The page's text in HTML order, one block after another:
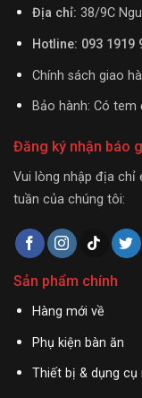
Địa chỉ: 38/9C
Hotline: 093 1919
Chính sách giao
Bảo hành: Có
Đăng ký nhận báo
Vui lòng nhập địa chỉ
tuần của chúng tôi:
Sản phẩm chính
Hàng mới về
Phụ kiện bàn ăn
Thiết bị & dụng cụ